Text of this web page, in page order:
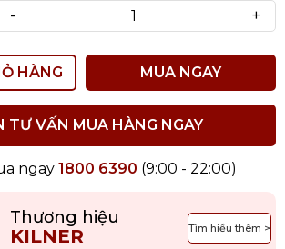
- +
HÀNG MUA NGAY
TƯ VẤN MUA HÀNG NGAY
ngay 1800 6390 (9:00 - 22:00)
Thương hiệu
KILNER Tìm hiểu thêm >